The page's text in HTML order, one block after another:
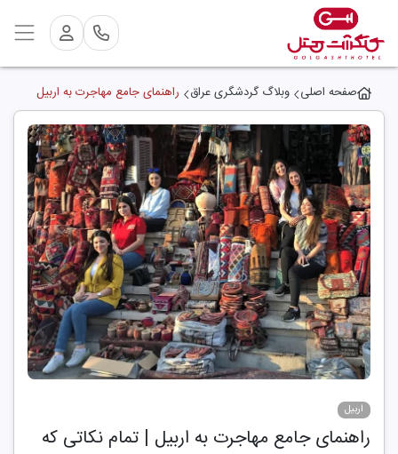
صفحه اصلی وبلاگ گردشگری عراق راهنمای جامع مهاجرت به اربیل
اربیل
راهنمای جامع مهاجرت به اربیل | تمام نکاتی که